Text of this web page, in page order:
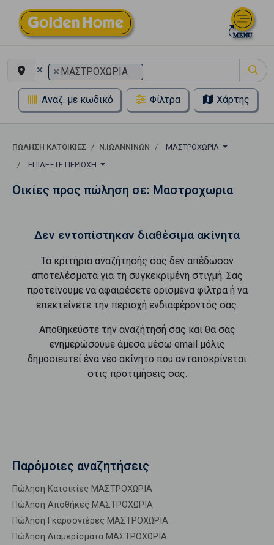
× × ΜΑΣΤΡΟΧΩΡΙΑ
Αναζ. με κωδικό Φίλτρα Χάρτης
ΠΏΛΗΣΗ ΚΑΤΟΙΚΊΕΣ Ν.ΙΩΑΝΝΙΝΩΝ
ΜΑΣΤΡΟΧΩΡΙΑ
ΕΠΙΛΈΞΤΕ ΠΕΡΙΟΧΉ
Οικίες προς πώληση σε: Μαστροχωρια
Δεν εντοπίστηκαν διαθέσιμα ακίνητα
Τα κριτήρια αναζήτησής σας δεν απέδωσαν
αποτελέσματα για τη συγκεκριμένη στιγμή. Σας
προτείνουμε να αφαιρέσετε ορισμένα φίλτρα ή να
επεκτείνετε την περιοχή ενδιαφέροντός σας.
Αποθηκεύστε την αναζήτησή σας και θα σας
ενημερώσουμε άμεσα μέσω email μόλις
δημοσιευτεί ένα νέο ακίνητο που ανταποκρίνεται
στις προτιμήσεις σας.
Παρόμοιες αναζητήσεις
Πώληση Κατοικίες ΜΑΣΤΡΟΧΩΡΙΑ
Πώληση Αποθήκες ΜΑΣΤΡΟΧΩΡΙΑ
Πώληση Γκαρσονιέρες ΜΑΣΤΡΟΧΩΡΙΑ
Πώληση Διαμερίσματα ΜΑΣΤΡΟΧΩΡΙΑ